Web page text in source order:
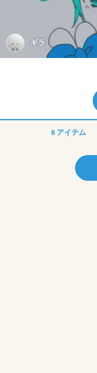
ギラ
8 アイテム